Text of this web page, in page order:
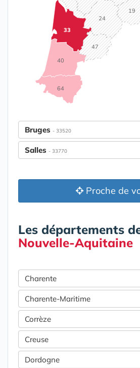
19
24
33
40
47
64
Bruges - 33520
Salles - 33770
Proche de
Les départements
Nouvelle-Aquitaine
Charente
Charente-Maritime
Corrèze
Creuse
Dordogne